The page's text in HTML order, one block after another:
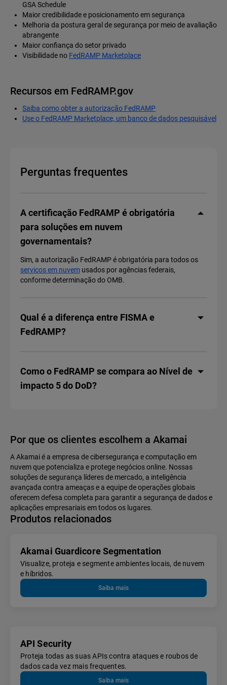
GSA Schedule
Maior credibilidade e posicionamento em segurança
Melhoria da postura geral de segurança por meio de avaliação
abrangente
Maior confiança do setor privado
Visibilidade no FedRAMP Marketplace
Recursos em FedRAMP.gov
Saiba como obter a autorização FedRAMP
Use o FedRAMP Marketplace, um banco de dados pesquisável
Perguntas frequentes
A certificação FedRAMP é obrigatória
para soluções em nuvem
governamentais?
Sim, a autorização FedRAMP é obrigatória para todos os
serviços em nuvem usados por agências federais,
conforme determinação do OMB.
Qual é a diferença entre FISMA e
FedRAMP?
Como o FedRAMP se compara ao Nível de
impacto 5 do DoD?
Por que os clientes escolhem a Akamai
A Akamai é a empresa de cibersegurança e computação em
nuvem que potencializa e protege negócios online. Nossas
soluções de segurança líderes de mercado, a inteligência
avançada contra ameaças e a equipe de operações globais
oferecem defesa completa para garantir a segurança de dados e
aplicações empresariais em todos os lugares.
Produtos relacionados
Akamai Guardicore Segmentation
Visualize, proteja e segmente ambientes locais, de nuvem
e híbridos.
Saiba mais
API Security
Proteja todas as suas APIs contra ataques e roubos de
dados cada vez mais frequentes.
Saiba mais